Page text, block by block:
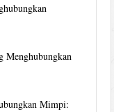
Menghubungkan
Mimpi: